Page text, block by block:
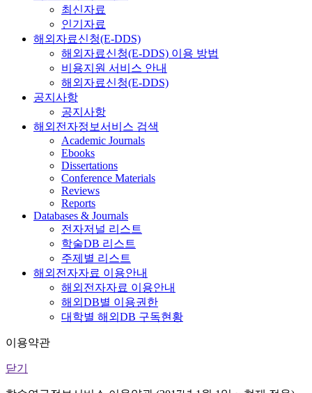
최신자료
인기자료
해외자료신청(E-DDS)
해외자료신청(E-DDS) 이용 방법
비용지원 서비스 안내
해외자료신청(E-DDS)
공지사항
공지사항
해외전자정보서비스 검색
Academic Journals
Ebooks
Dissertations
Conference Materials
Reviews
Reports
Databases & Journals
전자저널 리스트
학술DB 리스트
주제별 리스트
해외전자자료 이용안내
해외전자자료 이용안내
해외DB별 이용권한
대학별 해외DB 구독현황
이용약관
닫기